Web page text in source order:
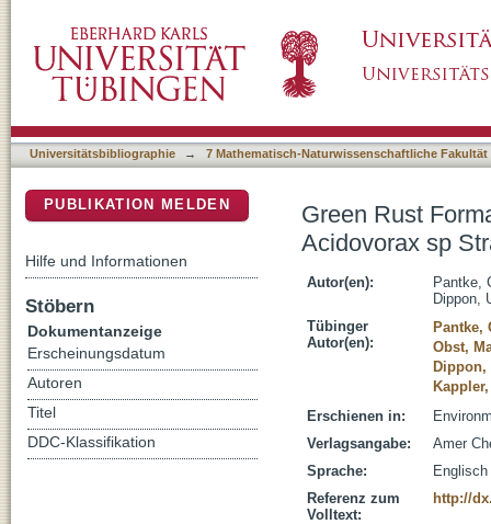
BoFeN1
Universitätsbibliographie → 7 Mathematisch-Naturwissenschaftliche Fakultät
Green Rust
Acidovorax sp
Autor(en):
Pantke,
Dippon,
Tübinger
Autor(en):
Pantke,
Obst,
Dippon,
Erschienen in:
Verlagsangabe:
Amer
Sprache:
Englisch
Referenz zum
Volltext:
http://
PUBLIKATION MELDEN
Hilfe und Informationen
Stöbern
Dokumentanzeige
Erscheinungsdatum
Autoren
Titel
DDC-Klassifikation